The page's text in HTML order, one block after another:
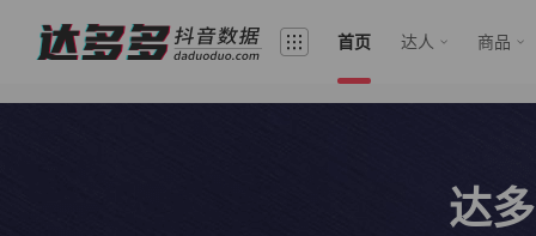
首页 达人 商品
达